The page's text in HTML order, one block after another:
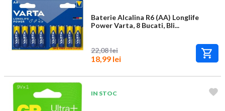
Baterie Alcalina R6 (AA) Longlife
Power Varta, 8 Bucati, Bli...
22,08 lei
18,99 lei
IN STOC